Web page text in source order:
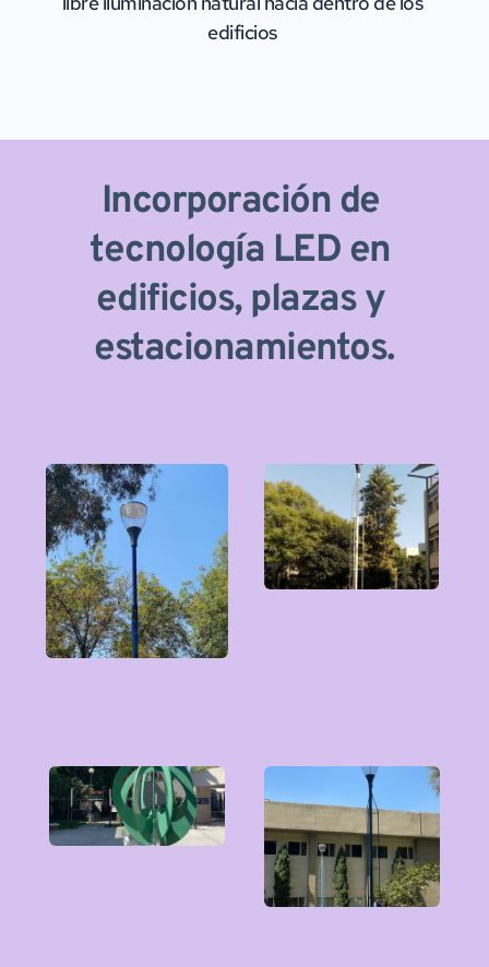
edificios
Incorporación de
tecnología LED en
edificios, plazas y
estacionamientos.